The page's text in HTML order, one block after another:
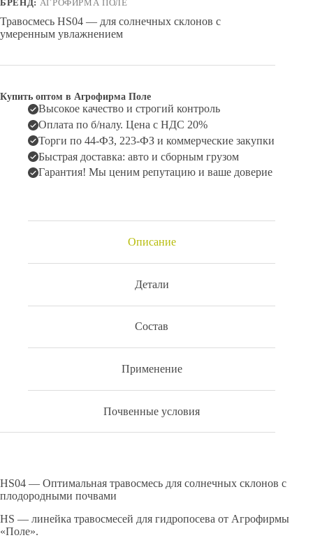
БРЕНД: АГРОФИРМА ПОЛЕ
Травосмесь HS04 — для солнечных склонов с
умеренным увлажнением
Купить оптом в Агрофирма Поле
Высокое качество и строгий контроль
Оплата по б/налу. Цена с НДС 20%
Торги по 44-ФЗ, 223-ФЗ и коммерческие закупки
Быстрая доставка: авто и сборным грузом
Гарантия! Мы ценим репутацию и ваше доверие
Описание
Детали
Состав
Применение
Почвенные условия
HS04 — Оптимальная травосмесь для солнечных склонов с
плодородными почвами
HS — линейка травосмесей для гидропосева от Агрофирмы
«Поле».